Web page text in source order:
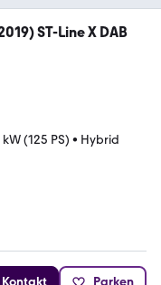
ST-Line X DAB
(125 PS) • Hybrid
Kontakt Parken